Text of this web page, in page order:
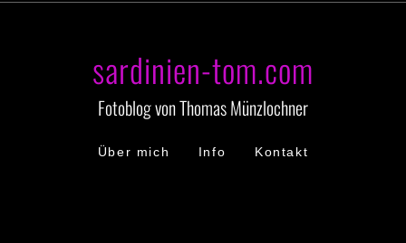
sardinien-tom.com
Fotoblog von Thomas Münzlochner
Über mich Info Kontakt